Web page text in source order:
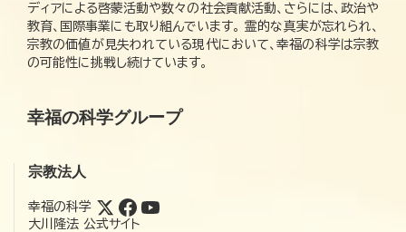
ディアによる啓蒙活動や数々の社会貢献活動、さらには、政治や
教育、国際事業にも取り組んでいます。 霊的な真実が忘れられ、
宗教の価値が見失われている現代において、幸福の科学は宗教
の可能性に挑戦し続けています。
幸福の科学グループ
宗教法人
幸福の科学
大川隆法 公式サイト